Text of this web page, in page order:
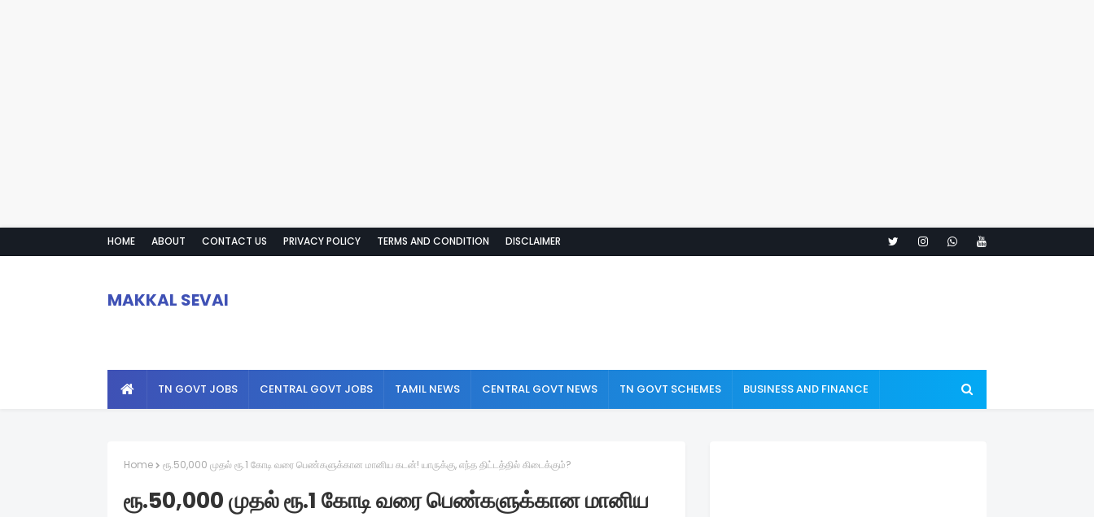
HOME ABOUT CONTACT US PRIVACY POLICY TERMS AND CONDITION DISCLAIMER
MAKKAL SEVAI
TN GOVT JOBS CENTRAL GOVT JOBS TAMIL NEWS CENTRAL GOVT NEWS TN GOVT SCHEMES BUSINESS AND FINANCE
Home ரூ.50,000 முதல் ரூ.1 கோடி வரை பெண்களுக்கான மானிய கடன்! யாருக்கு, எந்த திட்டத்தில் கிடைக்கும்?
ரூ.50,000 முதல் ரூ.1 கோடி வரை பெண்களுக்கான மானிய